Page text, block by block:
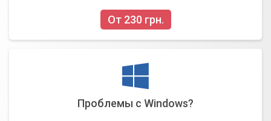
От 230 грн.
Проблемы с Windows?